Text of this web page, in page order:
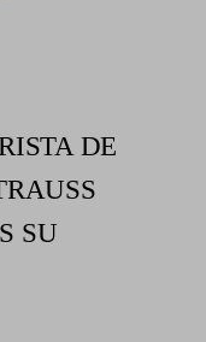
DE
SU